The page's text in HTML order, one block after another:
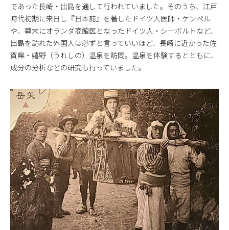
であった長崎・出島を通して行われていました。そのうち、江戸
時代初期に来日し『日本誌』を著したドイツ人医師・ケンペル
や、幕末にオランダ商館医となったドイツ人・シーボルトなど、
出島を訪れた外国人は必ずと言っていいほど、長崎に近かった佐
賀県・嬉野（うれしの）温泉を訪問。温泉を体験するとともに、
成分の分析などの研究も行っていました。